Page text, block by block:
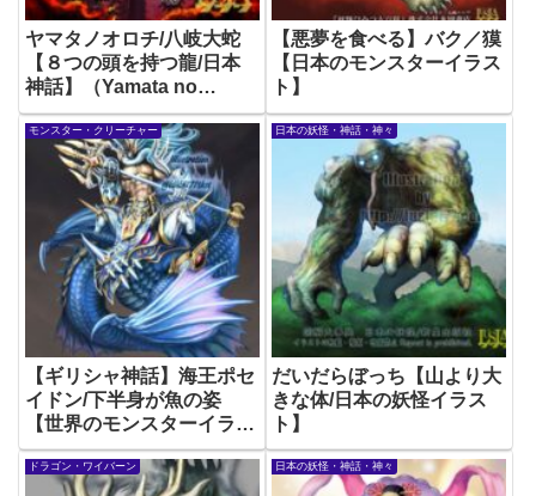
ヤマタノオロチ/八岐大蛇
【８つの頭を持つ龍/日本
神話】（Yamata no
Orochi: The 8-headed
Dragon of Japanese
Mythology）
【悪夢を食べる】バク／獏
【日本のモンスターイラス
ト】
モンスター・クリーチャー
【ギリシャ神話】海王ポセ
イドン/下半身が魚の姿
【世界のモンスターイラス
ト】
日本の妖怪・神話・神々
だいだらぼっち【山より大
きな体/日本の妖怪イラス
ト】
ドラゴン・ワイバーン 日本の妖怪・神話・神々